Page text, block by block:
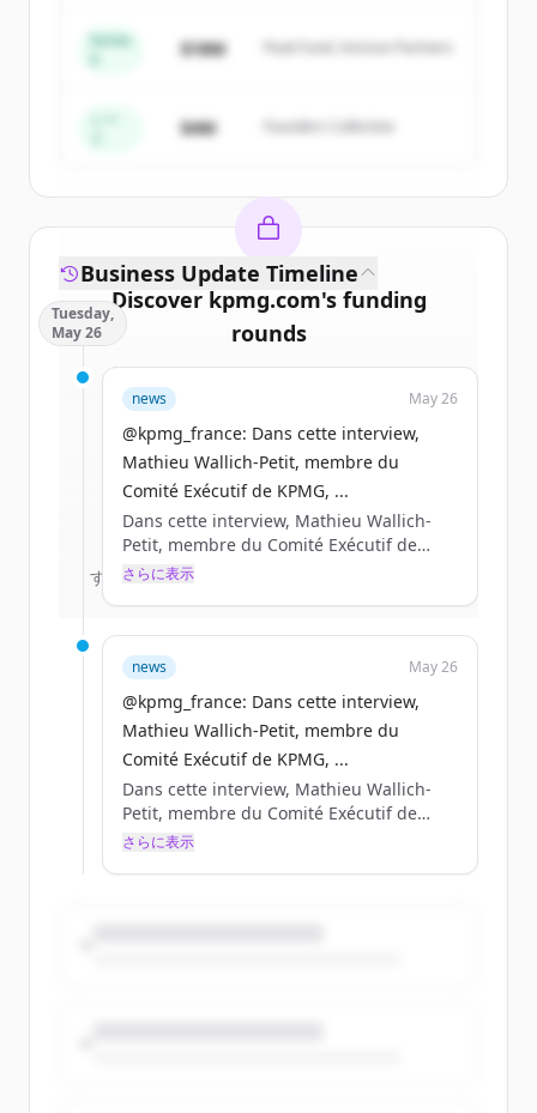
Create Free Account
すでにアカウントをお持ちですか？サインイン
Series
$18M Peak Fund, Horizon Partners
$4M Founders Collective
Discover kpmg.com's funding
rounds
Sign up for free to view allfunding
rounds
New accounts include trial credits to
get started.
Create Free Account
すでにアカウントをお持ちですか？
Business Update Timeline
Tuesday,
May 26
news May 26
@kpmg_france: Dans cette interview,
Mathieu Wallich-Petit, membre du
Comité Exécutif de KPMG, ...
Dans cette interview, Mathieu Wallich-
Petit, membre du Comité Exécutif de
KPMG, partage sa lecturedes enjeux qui
du 17 au 20 juin pour transformer l’IA en
décisions, en compétitivité, en résilience
さらに表示
news May 26
@kpmg_france: Dans cette interview,
Mathieu Wallich-Petit, membre du
Comité Exécutif de KPMG, ...
Dans cette interview, Mathieu Wallich-
Petit, membre du Comité Exécutif de
KPMG, partage sa lecturedes enjeux qui
さらに表示